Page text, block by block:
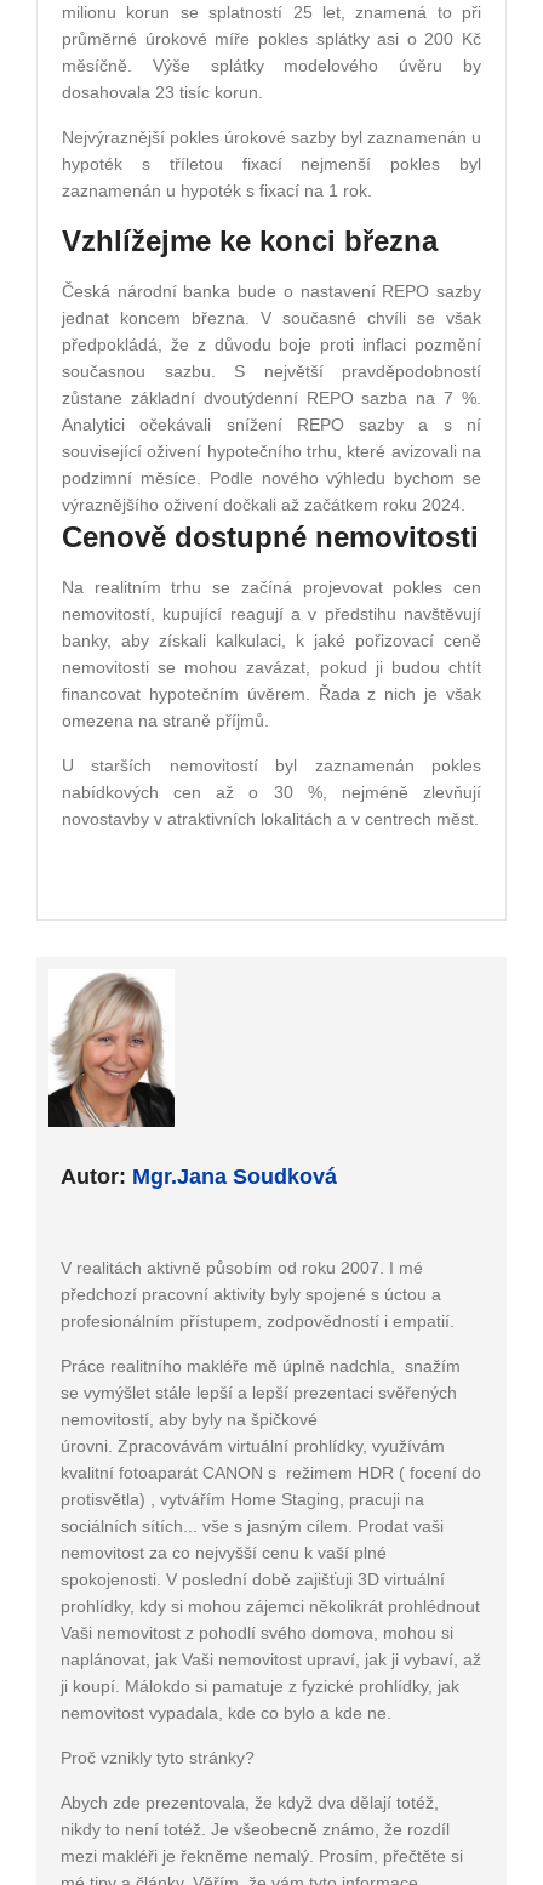
milionu korun se splatností 25 let, znamená to při
průměrné úrokové míře pokles splátky asi o 200 Kč
měsíčně. Výše splátky modelového úvěru by
dosahovala 23 tisíc korun.
Nejvýraznější pokles úrokové sazby byl zaznamenán u
hypoték s tříletou fixací nejmenší pokles byl
zaznamenán u hypoték s fixací na 1 rok.
Vzhlížejme ke konci března
Česká národní banka bude o nastavení REPO sazby
jednat koncem března. V současné chvíli se však
předpokládá, že z důvodu boje proti inflaci pozmění
současnou sazbu. S největší pravděpodobností
zůstane základní dvoutýdenní REPO sazba na 7 %.
Analytici očekávali snížení REPO sazby a s ní
související oživení hypotečního trhu, které avizovali na
podzimní měsíce. Podle nového výhledu bychom se
výraznějšího oživení dočkali až začátkem roku 2024.
Cenově dostupné nemovitosti
Na realitním trhu se začíná projevovat pokles cen
nemovitostí, kupující reagují a v předstihu navštěvují
banky, aby získali kalkulaci, k jaké pořizovací ceně
nemovitosti se mohou zavázat, pokud ji budou chtít
financovat hypotečním úvěrem. Řada z nich je však
omezena na straně příjmů.
U starších nemovitostí byl zaznamenán pokles
nabídkových cen až o 30 %, nejméně zlevňují
novostavby v atraktivních lokalitách a v centrech měst.
Autor: Mgr.Jana Soudková
V realitách aktivně působím od roku 2007. I mé
předchozí pracovní aktivity byly spojené s úctou a
profesionálním přístupem, zodpovědností i empatií.
Práce realitního makléře mě úplně nadchla, snažím
se vymýšlet stále lepší a lepší prezentaci svěřených
nemovitostí, aby byly na špičkové
úrovni. Zpracovávám virtuální prohlídky, využívám
kvalitní fotoaparát CANON s režimem HDR ( focení do
protisvětla) , vytvářím Home Staging, pracuji na
sociálních sítích... vše s jasným cílem. Prodat vaši
nemovitost za co nejvyšší cenu k vaší plné
spokojenosti. V poslední době zajišťuji 3D virtuální
prohlídky, kdy si mohou zájemci několikrát prohlédnout
Vaši nemovitost z pohodlí svého domova, mohou si
naplánovat, jak Vaši nemovitost upraví, jak ji vybaví, až
ji koupí. Málokdo si pamatuje z fyzické prohlídky, jak
nemovitost vypadala, kde co bylo a kde ne.
Proč vznikly tyto stránky?
Abych zde prezentovala, že když dva dělají totéž,
nikdy to není totéž. Je všeobecně známo, že rozdíl
mezi makléři je řekněme nemalý. Prosím, přečtěte si